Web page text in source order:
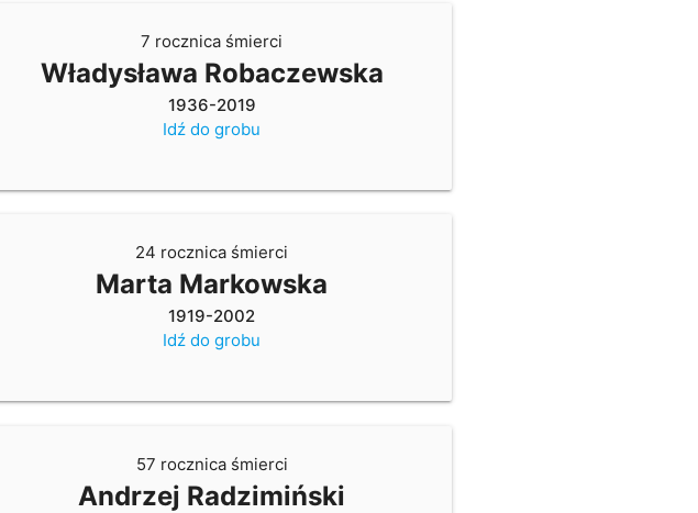
7 rocznica śmierci
Władysława Robaczewska
1936-2019
Idź do grobu
24 rocznica śmierci
Marta Markowska
1919-2002
Idź do grobu
57 rocznica śmierci
Andrzej Radzimiński